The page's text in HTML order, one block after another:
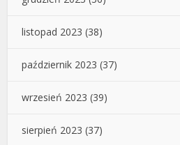
listopad 2023 (38)
październik 2023 (37)
wrzesień 2023 (39)
sierpień 2023 (37)